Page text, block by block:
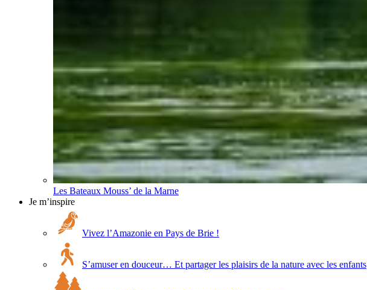
Les Bateaux Mouss’ de la Marne
Je m’inspire
Vivez l’Amazonie en Pays de Brie !
S’amuser en douceur… Et partager les plaisirs de la nature avec les enfants